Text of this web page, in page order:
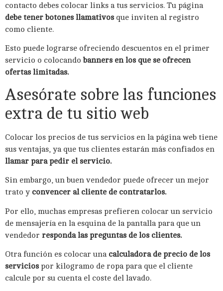
contacto debes colocar links a tus servicios. Tu página
debe tener botones llamativosque inviten al registro
como cliente.
Esto puede lograrse ofreciendo descuentos en el primer
servicio o colocando banners en los que se ofrecen
ofertas limitadas.
Asesórate sobre las funciones
extra de tu sitio web
Colocar los precios de tus servicios en la página web tiene
sus ventajas, ya que tus clientes estarán más confiados en
llamar para pedir el servicio.
Sin embargo, un buen vendedor puede ofrecer un mejor
trato y convencer al cliente de contratarlos.
Por ello, muchas empresas prefieren colocar un servicio
de mensajería en la esquina de la pantalla para que un
vendedor responda las preguntas de los clientes.
Otra función es colocar una calculadora de precio de los
servicios por kilogramo de ropa para que el cliente
calcule por su cuenta el coste del lavado.